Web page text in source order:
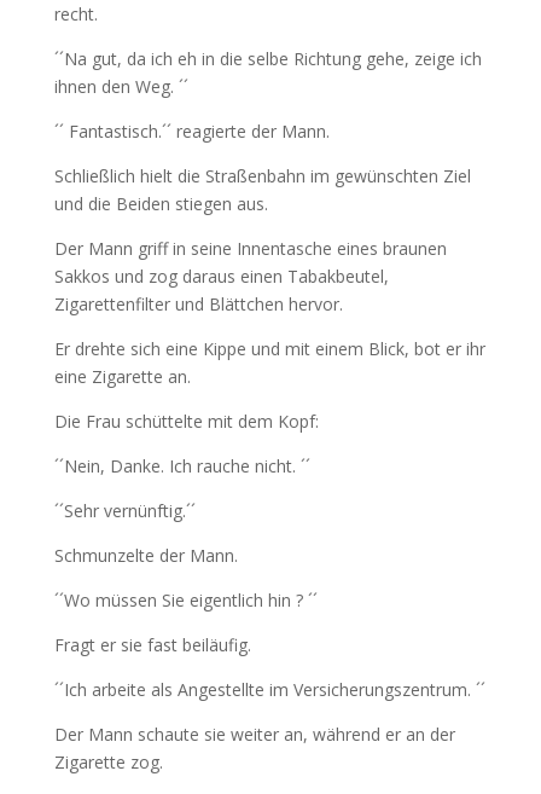
recht.
´´Na gut, da ich eh in die selbe Richtung gehe, zeige ich
ihnen den Weg. ´´
´´ Fantastisch.´´ reagierte der Mann.
Schließlich hielt die Straßenbahn im gewünschten Ziel
und die Beiden stiegen aus.
Der Mann griff in seine Innentasche eines braunen
Sakkos und zog daraus einen Tabakbeutel,
Zigarettenfilter und Blättchen hervor.
Er drehte sich eine Kippe und mit einem Blick, bot er ihr
eine Zigarette an.
Die Frau schüttelte mit dem Kopf:
´´Nein, Danke. Ich rauche nicht. ´´
´´Sehr vernünftig.´´
Schmunzelte der Mann.
´´Wo müssen Sie eigentlich hin ? ´´
Fragt er sie fast beiläufig.
´´Ich arbeite als Angestellte im Versicherungszentrum. ´´
Der Mann schaute sie weiter an, während er an der
Zigarette zog.